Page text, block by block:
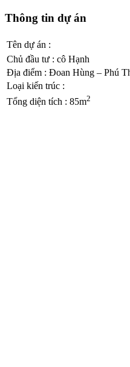
Thông tin dự án
Tên dự án :
Chủ đầu tư : cô Hạnh
Địa điểm : Đoan Hùng – Phú
Loại kiến trúc :
Tổng diện tích : 85m2